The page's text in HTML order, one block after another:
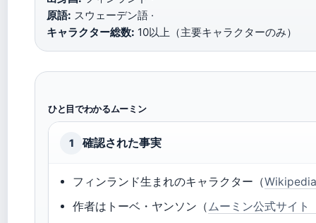
原語: スウェーデン語 ·
キャラクター総数: 10以上（主要キャラクターのみ）
ひと目でわかるムーミン
1 確認された事実
フィンランド生まれのキャラクター（
作者はトーベ・ヤンソン（ ムーミン公式サイト